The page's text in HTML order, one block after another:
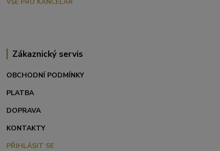
VŠE PRO KANCELÁŘ
Zákaznický servis
OBCHODNÍ PODMÍNKY
PLATBA
DOPRAVA
KONTAKTY
PŘIHLÁSIT SE